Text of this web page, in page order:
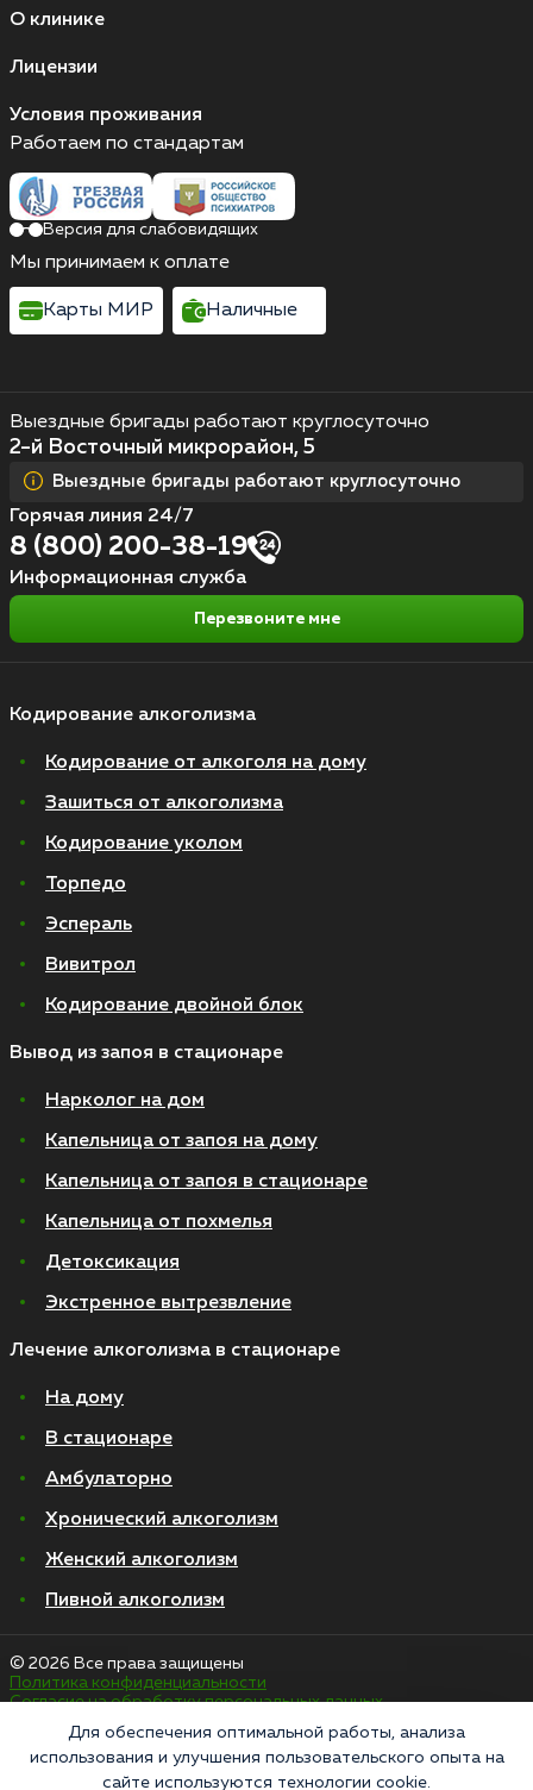
О клинике
Лицензии
Условия проживания
Кодирование алкоголизма
Кодирование от алкоголя на дому
Зашиться от алкоголизма
Кодирование уколом
Торпедо
Эспераль
Вивитрол
Кодирование двойной блок
Вывод из запоя в стационаре
Нарколог на дом
Капельница от запоя на дому
Капельница от запоя в стационаре
Капельница от похмелья
Детоксикация
Экстренное вытрезвление
Лечение алкоголизма в стационаре
На дому
В стационаре
Амбулаторно
Хронический алкоголизм
Женский алкоголизм
Пивной алкоголизм
Выездные бригады работают круглосуточно
2-й Восточный микрорайон, 5
Выездные бригады работают круглосуточно
Горячая линия 24/7
8 (800) 200-38-19
Информационная служба
Перезвоните мне
Работаем по стандартам
Версия для слабовидящих
Мы принимаем к оплате
Карты МИР Наличные
© 2026 Все права защищены
Политика конфиденциальности
Согласие на обработку персональных данных
«Напоминаем, что сайт https://narkologiya24.clinic против распространения,
Для обеспечения оптимальной работы, анализа
использования и улучшения пользовательского опыта на
сайте используются технологии cookie.